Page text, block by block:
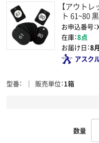
【アウト
ト 61~80
お申込番号
在庫：8点
お届け日：8
アスク
型番 販売単位 1箱
数量